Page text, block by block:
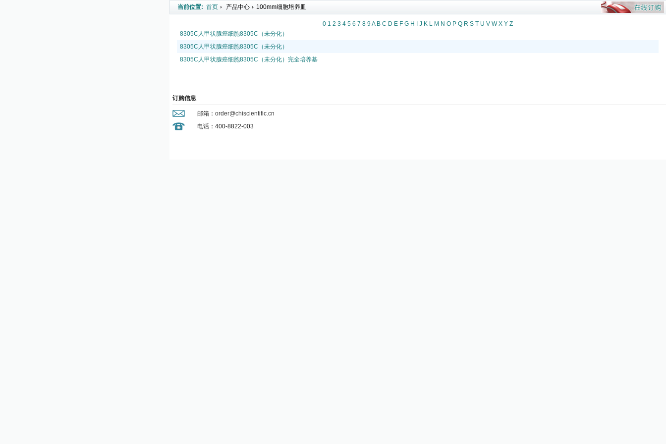
当前位置: 首页 产品中心 100mm细胞培养皿
0 1 2 3 4 5 6 7 8 9 A B C D E F G H J K L M N O P Q R S T U V W X Y Z
8305C人甲状腺癌细胞8305C（未分化）
8305C人甲状腺癌细胞8305C（未分化）
8305C人甲状腺癌细胞8305C（未分化）完全培养基
订购信息
邮箱： order@chiscientific.cn
电话：400-8822-003